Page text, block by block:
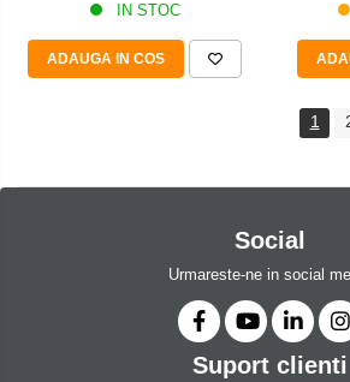
IN STOC
ADAUGA IN COS
1
Social
Urmareste-ne in social
Suport clienti